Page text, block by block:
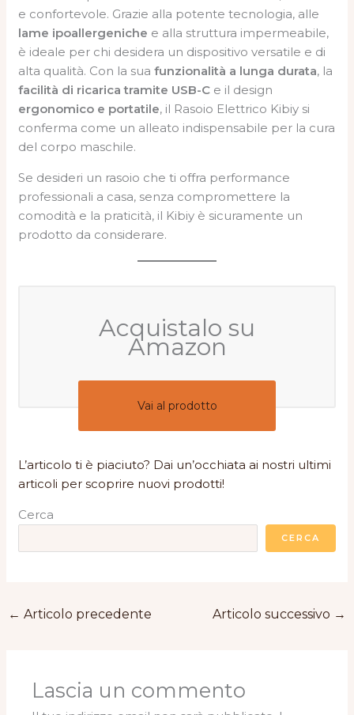
e confortevole. Grazie alla potente tecnologia, alle
lame ipoallergeniche e alla struttura impermeabile,
è ideale per chi desidera un dispositivo versatile e di
alta qualità. Con la suafunzionalità a lunga durata, la
facilità di ricarica tramite USB-C e il design
ergonomico e portatile, il Rasoio Elettrico Kibiy si
conferma come un alleato indispensabile per la cura
del corpo maschile.
Se desideri un rasoio che ti offra performance
professionali a casa, senza compromettere la
comodità e la praticità, il Kibiy è sicuramente un
prodotto da considerare.
Acquistalo su
Amazon
Vai al prodotto
L’articolo ti è piaciuto? Dai un’occhiata ai nostri ultimi
articoli per scoprire nuovi prodotti!
Cerca
CERCA
← Articolo precedente Articolo successivo →
Lascia un commento